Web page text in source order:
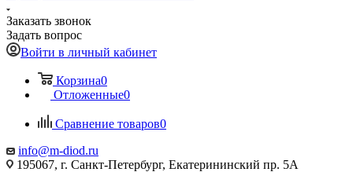
Заказать звонок
Задать вопрос
Войти в личный кабинет
Корзина0
Отложенные0
Сравнение товаров0
info@m-diod.ru
195067, г. Санкт-Петербург, Екатерининский пр. 5А